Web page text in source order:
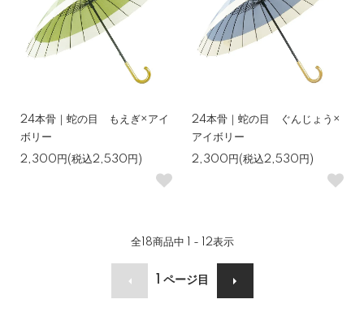
24本骨｜蛇の目 もえぎ×アイ
ボリー
2,300円(税込2,530円)
24本骨｜蛇の目 ぐんじょう×
アイボリー
2,300円(税込2,530円)
全18商品中 1 - 12表示
ページ目